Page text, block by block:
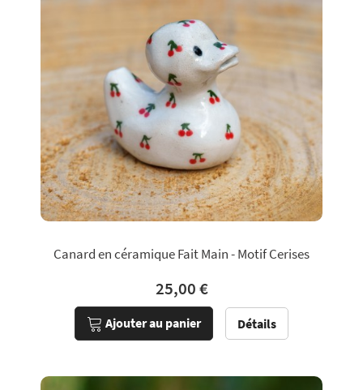
Canard en céramique Fait Main - Motif Cerises
25,00 €
Ajouter au panier Détails